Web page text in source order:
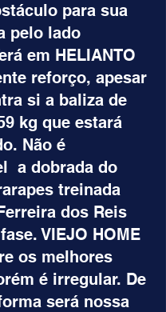
para sua
pelo lado
em HELIANTO
reforço, apesar
si a baliza de
kg que estará
Não é
a dobrada do
treinada
dos Reis
VIEJO HOME
os melhores
é irregular. De
será nossa